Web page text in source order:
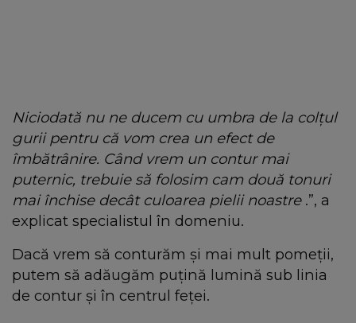
Niciodată nu ne ducem cu umbra de la colțul
gurii pentru că vom crea un efect de
îmbătrânire. Când vrem un contur mai
puternic, trebuie să folosim cam două tonuri
mai închise decât culoarea pielii noastre .”, a
explicat specialistul în domeniu.
Dacă vrem să conturăm și mai mult pomeții,
putem să adăugăm puțină lumină sub linia
de contur și în centrul feței.